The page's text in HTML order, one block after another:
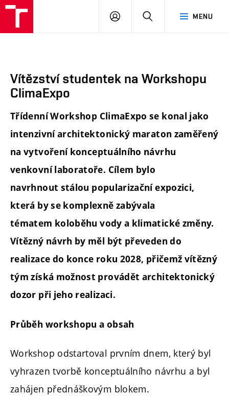
MENU
PŘIHLÁSIT
Vítězství studentek na Workshopu
ClimaExpo
TřídenníWorkshop ClimaExpo se konal jako
intenzivní architektonický maraton zaměřený
na vytvoření konceptuálního návrhu
venkovní laboratoře. Cílem bylo
navrhnout stálou popularizační expozici,
která by se komplexně zabývala
tématem koloběhu vody a klimatické změny.
Vítězný návrh by měl být převeden do
realizace do konce roku 2028, přičemž vítězný
tým získá možnost provádět architektonický
dozor při jeho realizaci.
Průběh workshopu a obsah
Workshop odstartoval prvním dnem, který byl
vyhrazen tvorbě konceptuálního návrhu a byl
zahájen přednáškovým blokem.